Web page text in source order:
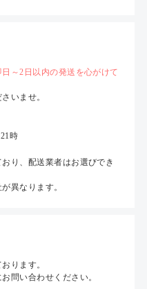
～2日以内の発送を心がけて
いませ。
時
り、配送業者はお選びでき
異なります。
ります。
問い合わせください。